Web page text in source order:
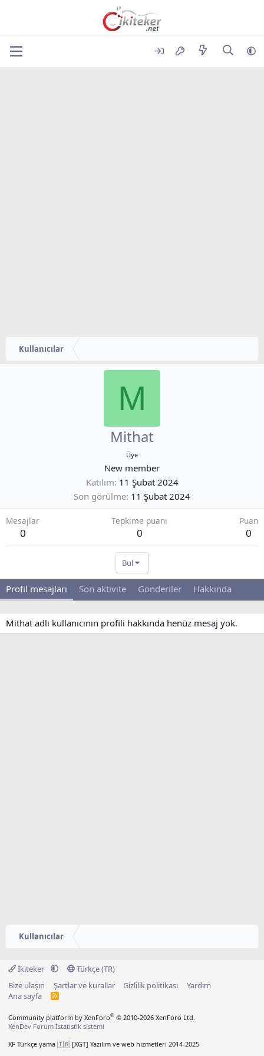
Kullanıcılar
M
Mithat
Üye
New member
Katılım 11 Şubat 2024
Son görülme 11 Şubat 2024
Mesajlar
0
Tepkime puanı
0
Puan
0
Bul
Profil mesajları Son aktivite Gönderiler Hakkında
Mithat adlı kullanıcının profili hakkında henüz mesaj yok.
Kullanıcılar
İkiteker
Türkçe (TR)
Bize ulaşın
Şartlar ve kurallar Gizlilik politikası
Yardım
Ana sayfa
R
Community platform by XenForo® © 2010-2026 XenForo Ltd.
XenDev Forum İstatistik sistemi
XF Türkçe yama 🇹🇷 [XGT] Yazılım ve web hizmetleri 2014-2025